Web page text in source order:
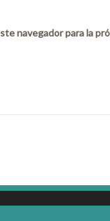
navegador para la